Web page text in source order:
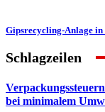
Gipsrecycling-Anlage
Schlagzeilen
bei minimalem